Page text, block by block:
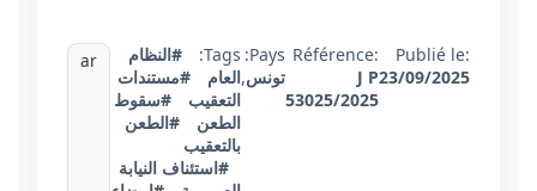
Publié le:
23/09/2025
Référence:
J P
53025/2025
Pays:
تونس,
Tags:
#النظام
العام
#مستندات
التعقيب
#سقوط
الطعن
#الطعن
بالتعقيب
#استئناف النيابة
ar